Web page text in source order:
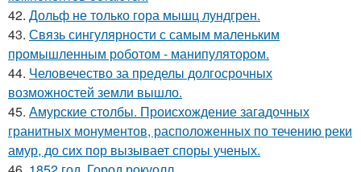
42. Дольф не только гора мышц лундгрен.
43. Связь сингулярности с самым маленьким
промышленным роботом - манипулятором.
44. Человечество за пределы долгосрочных
возможностей земли вышло.
45. Амурские столбы. Происхождение загадочных
гранитных монументов, расположенных по течению реки
амур, до сих пор вызывает споры ученых.